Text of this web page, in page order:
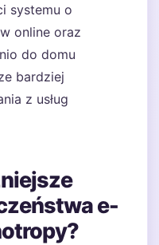
systemu o
online oraz
do domu
bardziej
z usług
e-